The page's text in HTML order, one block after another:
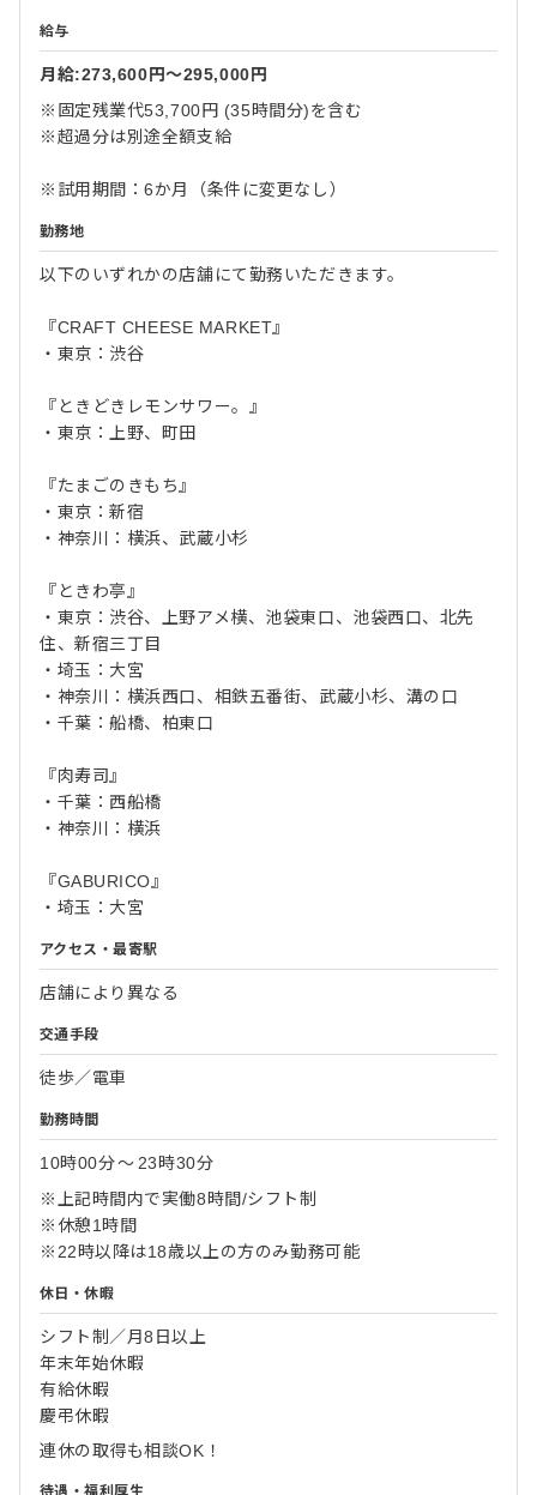
給与
月給:273,600円〜295,000円
※固定残業代53,700円 (35時間分)を含む
※超過分は別途全額支給
※試用期間：6か月（条件に変更なし）
勤務地
以下のいずれかの店舗にて勤務いただきます。
『CRAFT CHEESE MARKET』
・東京：渋谷
『ときどきレモンサワー。』
・東京：上野、町田
『たまごのきもち』
・東京：新宿
・神奈川：横浜、武蔵小杉
『ときわ亭』
・東京：渋谷、上野アメ横、池袋東口、池袋西口、北先
住、新宿三丁目
・埼玉：大宮
・神奈川：横浜西口、相鉄五番街、武蔵小杉、溝の口
・千葉：船橋、柏東口
『肉寿司』
・千葉：西船橋
・神奈川：横浜
『GABURICO』
・埼玉：大宮
アクセス・最寄駅
店舗により異なる
交通手段
徒歩／電車
勤務時間
10時00分〜 23時30分
※上記時間内で実働8時間/シフト制
※休憩1時間
※22時以降は18歳以上の方のみ勤務可能
休日・休暇
シフト制／月8日以上
年末年始休暇
有給休暇
慶弔休暇
連休の取得も相談OK！
待遇・福利厚生